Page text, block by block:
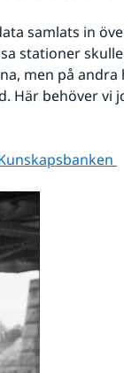
samlats in
stationer
men på andra
Här behöver vi